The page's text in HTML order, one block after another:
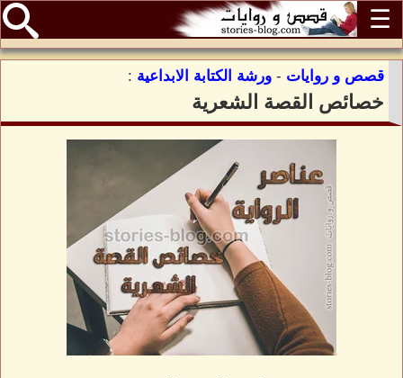
☰
قصص و روايات - ورشة الكتابة الابداعية :
خصائص القصة الشعرية